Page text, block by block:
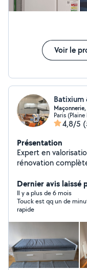
Voir le
Batixium
Paris
4,8/5
Présentation
Expert en
rénovation
multimédias) avec
également un
incluant l'entretien
garantir une
Dernier avis laissé
Il y a plus de 6 mois
Touck est qq un de
rapide